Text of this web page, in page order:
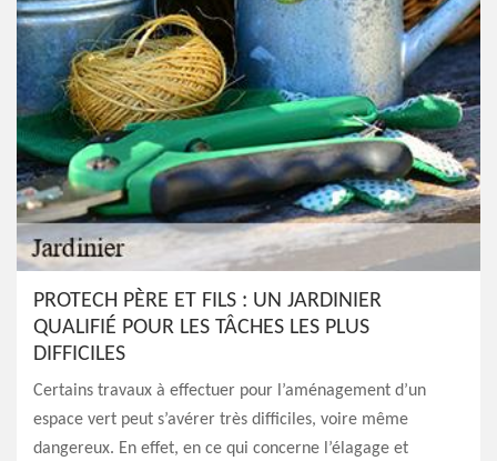
PROTECH PÈRE ET FILS : UN JARDINIER
QUALIFIÉ POUR LES TÂCHES LES PLUS
DIFFICILES
Certains travaux à effectuer pour l’aménagement d’un
espace vert peut s’avérer très difficiles, voire même
dangereux. En effet, en ce qui concerne l’élagage et